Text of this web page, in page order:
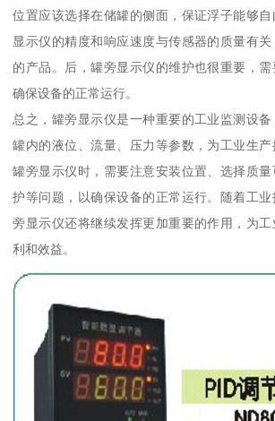
位置应该选择在储罐的侧面，保证浮子能够
显示仪的精度和响应速度与传感器的质量有
的产品。后，罐旁显示仪的维护也很重要，需
确保设备的正常运行。
总之，罐旁显示仪是一种重要的工业监测设
罐内的液位、流量、压力等参数，为工业生
罐旁显示仪时，需要注意安装位置、选择质
护等问题，以确保设备的正常运行。随着工
旁显示仪还将继续发挥更加重要的作用，为
利和效益。